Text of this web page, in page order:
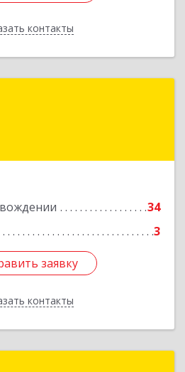
контакты
Назад
34
3
заявку
контакты
обл, Сосновый Бор г, 50
заявку
Назад